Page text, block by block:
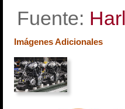
Fuente:
Imágenes Adicionales